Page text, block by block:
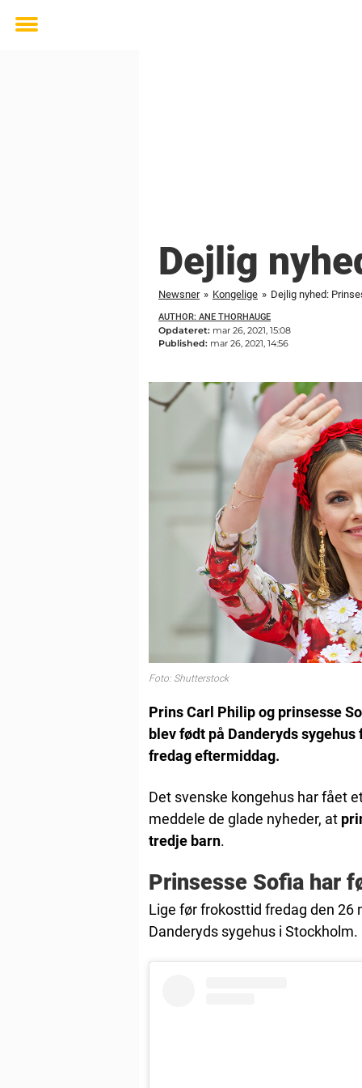
Toggle
Dejlig
Newsner » Kongelige » Dejlig nyhed:
AUTHOR: ANE THORHAUGE
Opdateret: mar 26, 2021, 15:08
Published: mar 26, 2021, 14:56
Foto: Shutterstock
Prins Carl Philip og prinsesse
blev født på Danderyds
fredag eftermiddag.
Det svenske kongehus har fået
meddele de glade nyheder, at
tredje barn.
Prinsesse Sofia har
Lige før frokosttid fredag den 26
Danderyds sygehus i Stockholm.